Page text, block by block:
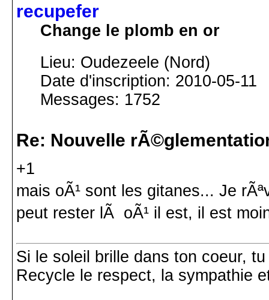
recupefer
Change le plomb en or
Lieu: Oudezeele (Nord)
Date d'inscription: 2010-05-11
Messages: 1752
Re: Nouvelle
+1
mais oÃ¹ sont les gitanes... Je
peut rester lÃ oÃ¹ il est, il est
Si le soleil brille dans ton coeur,
Recycle le respect, la sympathie